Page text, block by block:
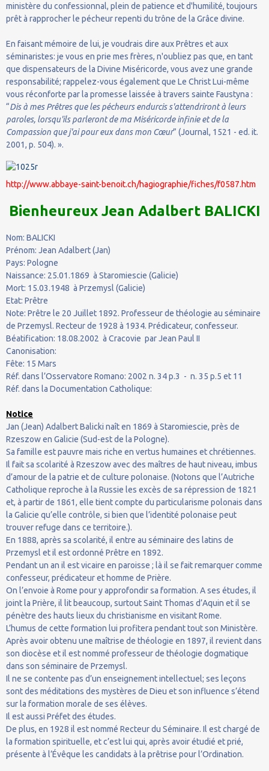
ministère du confessionnal, plein de patience et d'humilité, toujours
prêt à rapprocher le pécheur repenti du trône de la Grâce divine.
En faisant mémoire de lui, je voudrais dire aux Prêtres et aux
séminaristes: je vous en prie mes frères, n'oubliez pas que, en tant
que dispensateurs de la Divine Miséricorde, vous avez une grande
responsabilité; rappelez-vous également que Le Christ Lui-même
vous réconforte par la promesse laissée à travers sainte Faustyna :
“Dis à mes Prêtres que les pécheurs endurcis s'attendriront à leurs
paroles, lorsqu'ils parleront de ma Miséricorde infinie et de la
Compassion que j'ai pour eux dans mon Cœur” (Journal, 1521 - ed. it.
2001, p. 504). ».
http://www.abbaye-saint-benoit.ch/hagiographie/fiches/f0587.htm
Bienheureux Jean Adalbert BALICKI
Nom: BALICKI
Prénom: Jean Adalbert (Jan)
Pays: Pologne
Naissance: 25.01.1869 à Staromiescie (Galicie)
Mort: 15.03.1948 à Przemysl (Galicie)
Etat: Prêtre
Note: Prêtre le 20 Juillet 1892. Professeur de théologie au séminaire
de Przemysl. Recteur de 1928 à 1934. Prédicateur, confesseur.
Béatification: 18.08.2002 à Cracovie par Jean Paul II
Canonisation:
Fête: 15 Mars
Réf. dans l’Osservatore Romano: 2002 n. 34 p.3 - n. 35 p.5 et 11
Réf. dans la Documentation Catholique:
Notice
Jan (Jean) Adalbert Balicki naît en 1869 à Staromiescie, près de
Rzeszow en Galicie (Sud-est de la Pologne).
Sa famille est pauvre mais riche en vertus humaines et chrétiennes.
Il fait sa scolarité à Rzeszow avec des maîtres de haut niveau, imbus
d’amour de la patrie et de culture polonaise. (Notons que l’Autriche
Catholique reproche à la Russie les excès de sa répression de 1821
et, à partir de 1861, elle tient compte du particularisme polonais dans
la Galicie qu’elle contrôle, si bien que l’identité polonaise peut
trouver refuge dans ce territoire.).
En 1888, après sa scolarité, il entre au séminaire des latins de
Przemysl et il est ordonné Prêtre en 1892.
Pendant un an il est vicaire en paroisse ; là il se fait remarquer comme
confesseur, prédicateur et homme de Prière.
On l’envoie à Rome pour y approfondir sa formation. A ses études, il
joint la Prière, il lit beaucoup, surtout Saint Thomas d’Aquin et il se
pénètre des hauts lieux du christianisme en visitant Rome.
L’humus de cette formation lui profitera pendant tout son Ministère.
Après avoir obtenu une maîtrise de théologie en 1897, il revient dans
son diocèse et il est nommé professeur de théologie dogmatique
dans son séminaire de Przemysl.
Il ne se contente pas d’un enseignement intellectuel; ses leçons
sont des méditations des mystères de Dieu et son influence s’étend
sur la formation morale de ses élèves.
Il est aussi Préfet des études.
De plus, en 1928 il est nommé Recteur du Séminaire. Il est chargé de
la formation spirituelle, et c’est lui qui, après avoir étudié et prié,
présente à l’Évêque les candidats à la prêtrise pour l’Ordination.